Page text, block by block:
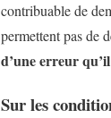
contribuable de
permettent pas de
d’une erreur
Sur les